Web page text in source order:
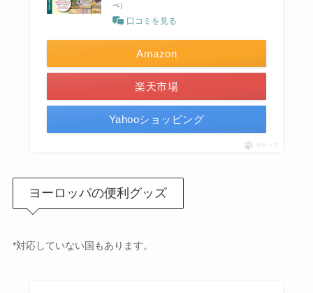
べ）
口コミを見る
Amazon
楽天市場
Yahooショッピング
ポチップ
ヨーロッパの便利グッズ
*対応していない国もあります。